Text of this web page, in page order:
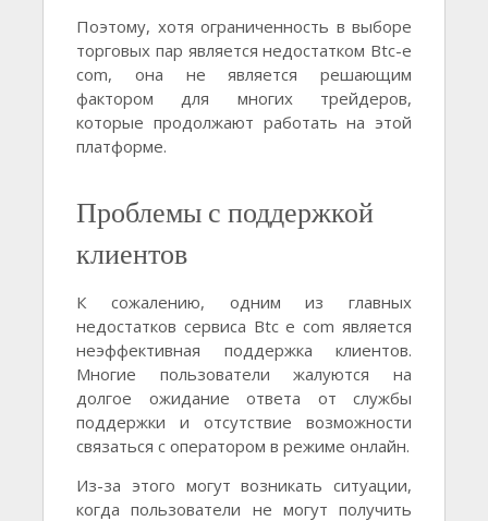
Поэтому, хотя ограниченность в выборе
торговых пар является недостатком Btc-e
com, она не является решающим
фактором для многих трейдеров,
которые продолжают работать на этой
платформе.
Проблемы с поддержкой
клиентов
К сожалению, одним из главных
недостатков сервиса Btc e com является
неэффективная поддержка клиентов.
Многие пользователи жалуются на
долгое ожидание ответа от службы
поддержки и отсутствие возможности
связаться с оператором в режиме онлайн.
Из-за этого могут возникать ситуации,
когда пользователи не могут получить